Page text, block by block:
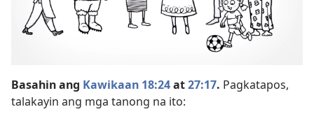
Basahin ang Kawikaan 18:24at27:17. Pagkatapos,
talakayin ang mga tanong na ito: